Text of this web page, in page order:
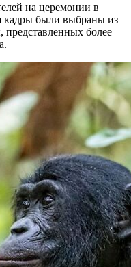
на церемонии в
кадры были выбраны из
более